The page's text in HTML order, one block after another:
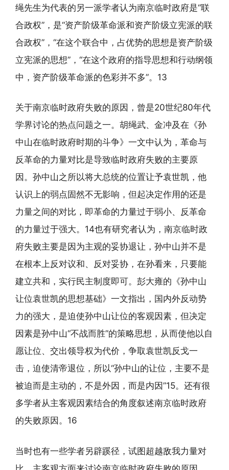
绳先生为代表的另一派学者认为南京临时政府是“联
合政权”，是“资产阶级革命派和资产阶级立宪派的联
合政权”，“在这个联合中，占优势的思想是资产阶级
立宪派的思想”，“在这个政府的指导思想和行动纲领
中，资产阶级革命派的色彩并不多”。13
关于南京临时政府失败的原因，曾是20世纪80年代
学界讨论的热点问题之一。胡绳武、金冲及在《孙
中山在临时政府时期的斗争》一文中认为，革命与
反革命的力量对比是导致临时政府失败的主要原
因。孙中山之所以将大总统的位置让予袁世凯，他
认识上的弱点固然不无影响，但起决定作用的还是
力量之间的对比，即革命的力量过于弱小、反革命
的力量过于强大。14也有研究者认为，南京临时政
府失败主要是因为主观的妥协退让，孙中山并不是
在根本上反对议和、反对妥协，在孙看来，只要能
建立共和，实行民主制度即可。彭大雍的《孙中山
让位袁世凯的思想基础》一文指出，国内外反动势
力的强大，是迫使孙中山让位的客观因素，但决定
因素是孙中山“不战而胜”的策略思想，从而使他以自
愿让位、交出领导权为代价，争取袁世凯反戈一
击，迫使清帝退位，所以“孙中山的让位，主要不是
被迫而是主动的，不是外因，而是内因”15。还有很
多学者从主客观因素结合的角度叙述南京临时政府
的失败原因。16
当时也有一些学者另辟蹊径，试图超越敌我力量对